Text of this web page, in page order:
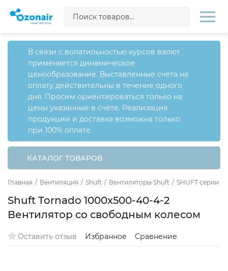
В связи с волатильностью курсов валют
применяется динамическое
ценообразование. Выставленные счета на
оплату действительны в течение одного
дня. Просим ориентироваться только на
цены указанные в счёте. Реализация
продукции и доставка возможна только
при 100% оплате.
КАТАЛОГ ТОВАРОВ
Главная / Вентиляция / Shuft / Вентиляторы Shuft / SHUFT серии
Shuft Tornado 1000x500-40-4-2
Вентилятор cо свободным колесом
Оставить отзыв Избранное Сравнение